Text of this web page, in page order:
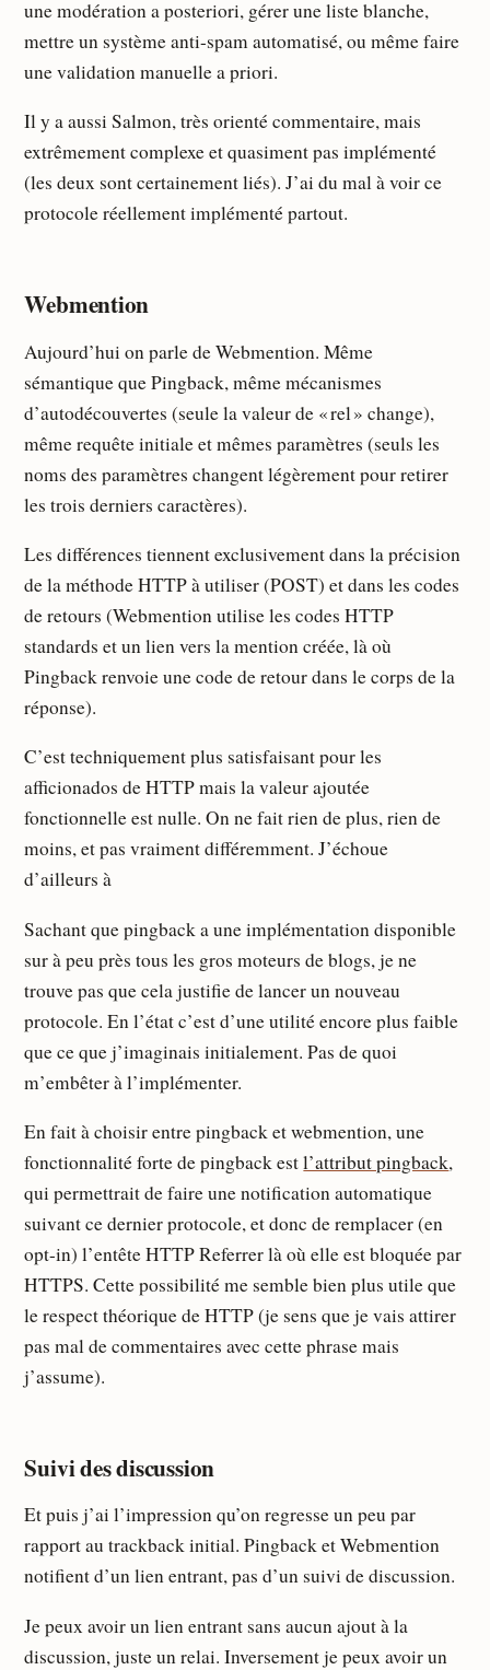
une modération a posteriori, gérer une liste blanche,
mettre un système anti-spam automatisé, ou même faire
une validation manuelle a priori.
Il y a aussi Salmon, très orienté commentaire, mais
extrêmement complexe et quasiment pas implémenté
(les deux sont certainement liés). J’ai du mal à voir ce
protocole réellement implémenté partout.
Webmention
Aujourd’hui on parle de Webmention. Même
sémantique que Pingback, même mécanismes
d’autodécouvertes (seule la valeur de « rel » change),
même requête initiale et mêmes paramètres (seuls les
noms des paramètres changent légèrement pour retirer
les trois derniers caractères).
Les différences tiennent exclusivement dans la précision
de la méthode HTTP à utiliser (POST) et dans les codes
de retours (Webmention utilise les codes HTTP
standards et un lien vers la mention créée, là où
Pingback renvoie une code de retour dans le corps de la
réponse).
C’est techniquement plus satisfaisant pour les
afficionados de HTTP mais la valeur ajoutée
fonctionnelle est nulle. On ne fait rien de plus, rien de
moins, et pas vraiment différemment. J’échoue
d’ailleurs à
Sachant que pingback a une implémentation disponible
sur à peu près tous les gros moteurs de blogs, je ne
trouve pas que cela justifie de lancer un nouveau
protocole. En l’état c’est d’une utilité encore plus faible
que ce que j’imaginais initialement. Pas de quoi
m’embêter à l’implémenter.
En fait à choisir entre pingback et webmention, une
fonctionnalité forte de pingback estl’attribut pingback,
qui permettrait de faire une notification automatique
suivant ce dernier protocole, et donc de remplacer (en
opt-in) l’entête HTTP Referrer là où elle est bloquée par
HTTPS. Cette possibilité me semble bien plus utile que
le respect théorique de HTTP (je sens que je vais attirer
pas mal de commentaires avec cette phrase mais
j’assume).
Suivi des discussion
Et puis j’ai l’impression qu’on regresse un peu par
rapport au trackback initial. Pingback et Webmention
notifient d’un lien entrant, pas d’un suivi de discussion.
Je peux avoir un lien entrant sans aucun ajout à la
discussion, juste un relai. Inversement je peux avoir un